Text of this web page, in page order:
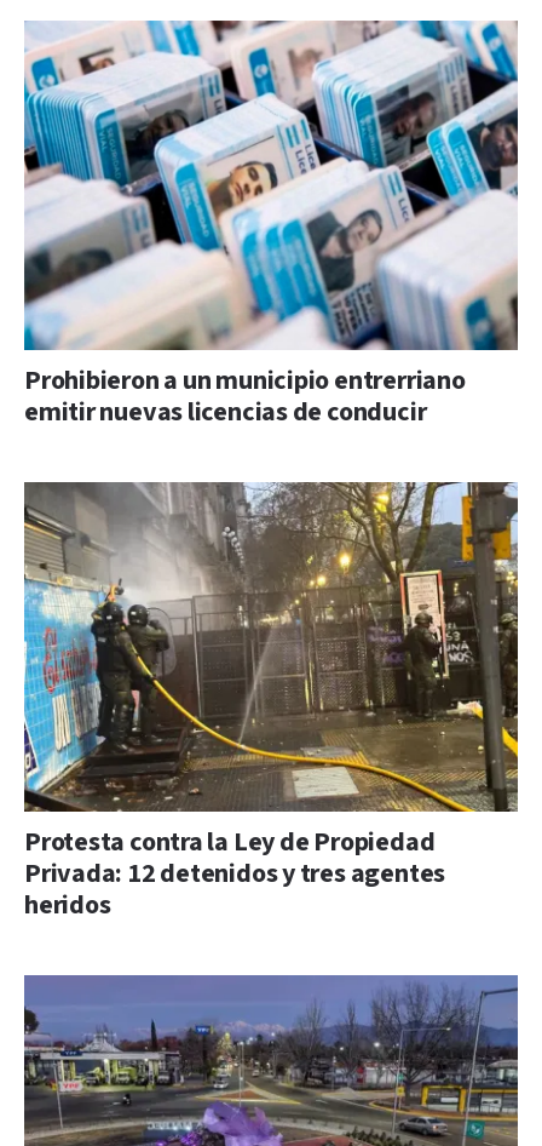
Prohibieron a un municipio entrerriano
emitir nuevas licencias de conducir
Protesta contra la Ley de Propiedad
Privada: 12 detenidos y tres agentes
heridos